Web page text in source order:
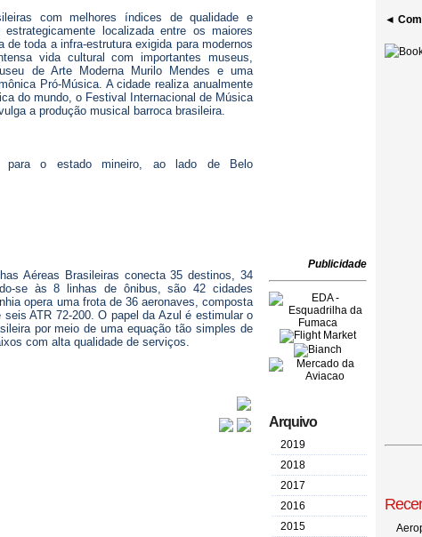
com melhores índices de qualidade e
localizada entre os maiores
toda a infra-estrutura exigida para modernos
vida cultural com importantes museus,
de Arte Moderna Murilo Mendes e uma
Pró-Música. A cidade realiza anualmente
do mundo, o Festival Internacional de Música
a produção musical barroca brasileira.
para o estado mineiro, ao lado de Belo
Aéreas Brasileiras conecta 35 destinos, 34
se às 8 linhas de ônibus, são 42 cidades
opera uma frota de 36 aeronaves, composta
ATR 72-200. O papel da Azul é estimular o
por meio de uma equação tão simples de
com alta qualidade de serviços.
Publicidade
Arquivo
2019
2018
2017
2016
2015
◄